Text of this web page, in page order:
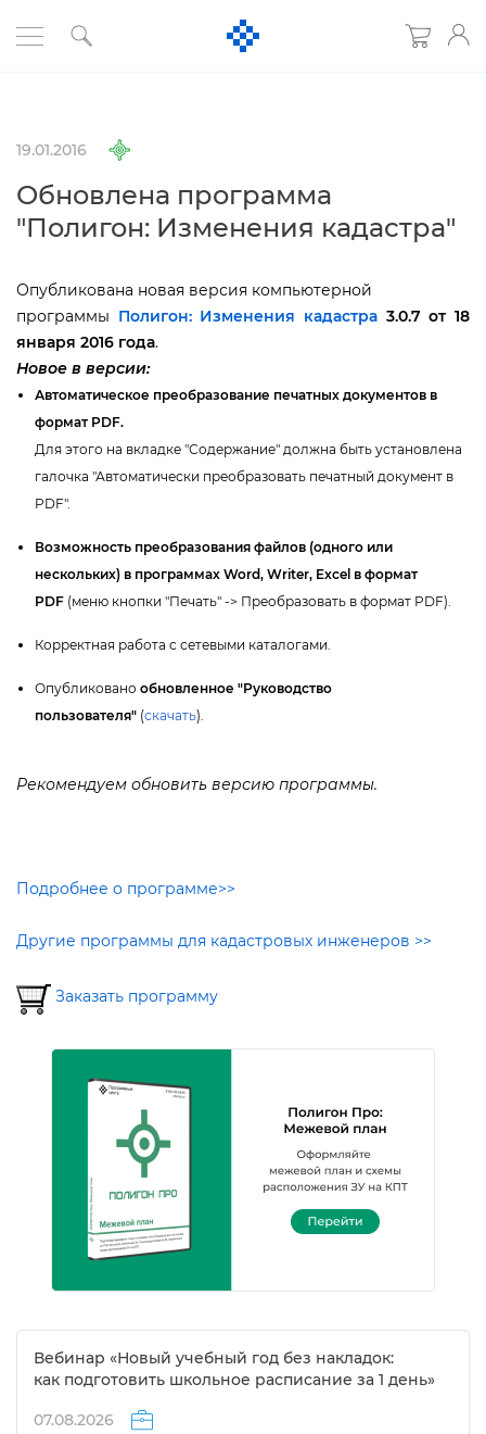
19.01.2016
Обновлена программа
"Полигон: Изменения кадастра"
Опубликована новая версия компьютерной
программы Полигон: Изменения кадастра 3.0.7 от 18
января 2016 года.
Новое в версии:
Автоматическое преобразование печатных документо
формат PDF.
Для этого на вкладке "Содержание" должна быть установлена
алочка "Автоматически преобразовать печатный документ
PDF".
озможность преобразования файлов (одного или
нескольких) в программах Word, Writer, Excel в формат
PDF(меню кнопки "Печать" -> Преобразовать в формат PDF).
Корректная работа с сетевыми каталогами.
Опубликовано обновленное "Руководство
пользователя"(скачать).
Рекомендуем обновить версию программы.
Подробнее о программе>>
Другие программы для кадастровых инженеров >>
Заказать программу
ебинар «Новый учебный год без накладок:
как подготовить школьное расписание за 1 день»
07.08.2026